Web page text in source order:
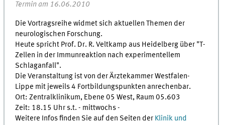
Termin am 16.06.2010
Die Vortragsreihe widmet sich aktuellen Themen der
neurologischen Forschung.
Heute spricht Prof. Dr. R. Veltkamp aus Heidelberg über "T-
Zellen in der Immunreaktion nach experimentellem
Schlaganfall".
Die Veranstaltung ist von der Ärztekammer Westfalen-
Lippe mit jeweils 4 Fortbildungspunkten anrechenbar.
Ort: Zentralklinikum, Ebene 05 West, Raum 05.603
Zeit: 18.15 Uhr s.t. - mittwochs -
Weitere Infos finden Sie auf den Seiten der Klinik und